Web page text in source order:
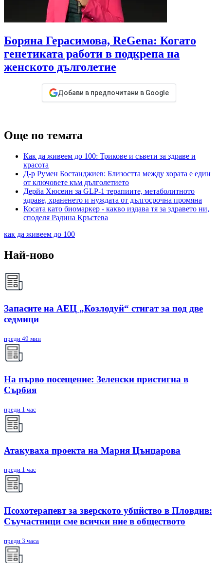
Боряна Герасимова, ReGena: Когато
генетиката работи в подкрепа на
женското дълголетие
Добави в предпочитани в Google
Още по темата
Как да живеем до 100: Трикове и съвети за здраве и
красота
Д-р Румен Бостанджиев: Близостта между хората е един
от ключовете към дълголетието
Дерйа Хюсеин за GLP-1 терапиите, метаболитното
здраве, храненето и нуждата от дългосрочна промяна
Косата като биомаркер - какво издава тя за здравето ни,
споделя Радина Кръстева
как да живеем до 100
Най-ново
Запасите на АЕЦ „Козлодуй“ стигат за под две
седмици
преди 49 мин
На първо посещение: Зеленски пристигна в
Сърбия
преди 1 час
Атакуваха проекта на Мария Цънцарова
преди 1 час
Псохотерапевт за зверското убийство в Пловдив:
Съучастници сме всички ние в обществото
преди 3 часа